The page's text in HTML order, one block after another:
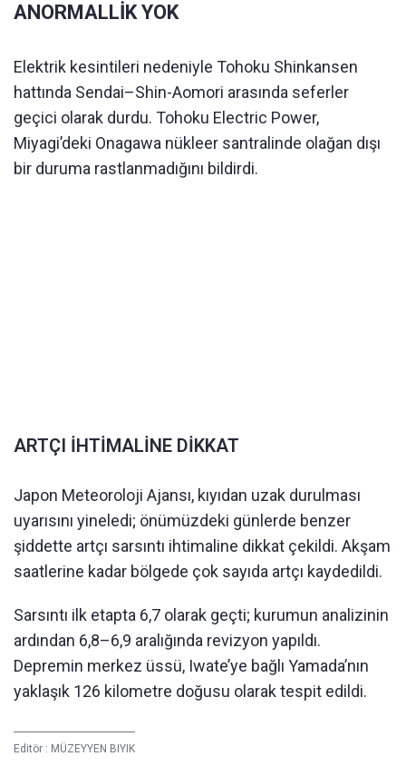
ANORMALLİK YOK
Elektrik kesintileri nedeniyle Tohoku Shinkansen
hattında Sendai–Shin-Aomori arasında seferler
geçici olarak durdu. Tohoku Electric Power,
Miyagi’deki Onagawa nükleer santralinde olağan dışı
bir duruma rastlanmadığını bildirdi.
ARTÇI İHTİMALİNE DİKKAT
Japon Meteoroloji Ajansı, kıyıdan uzak durulması
uyarısını yineledi; önümüzdeki günlerde benzer
şiddette artçı sarsıntı ihtimaline dikkat çekildi. Akşam
saatlerine kadar bölgede çok sayıda artçı kaydedildi.
Sarsıntı ilk etapta 6,7 olarak geçti; kurumun analizinin
ardından 6,8–6,9 aralığında revizyon yapıldı.
Depremin merkez üssü, Iwate’ye bağlı Yamada’nın
yaklaşık 126 kilometre doğusu olarak tespit edildi.
Editör : MÜZEYYEN BIYIK